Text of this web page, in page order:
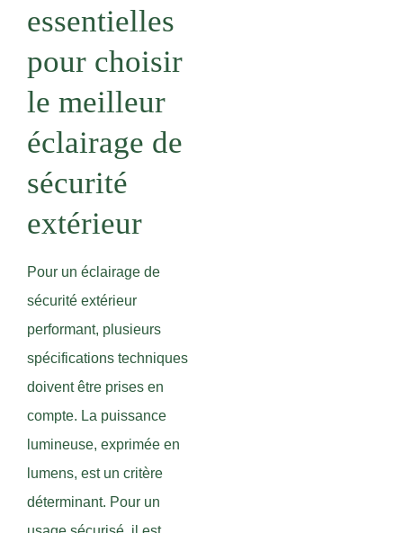
essentielles
pour choisir
le meilleur
éclairage de
sécurité
extérieur
Pour un éclairage de
sécurité extérieur
performant, plusieurs
spécifications techniques
doivent être prises en
compte. La puissance
lumineuse, exprimée en
lumens, est un critère
déterminant. Pour un